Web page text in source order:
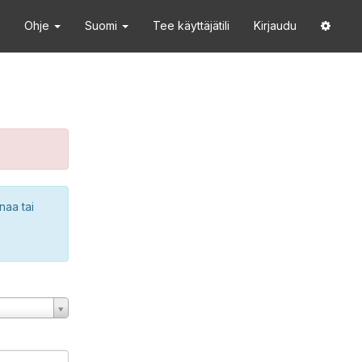
Ohje Suomi Tee käyttäjätili Kirjaudu
tai